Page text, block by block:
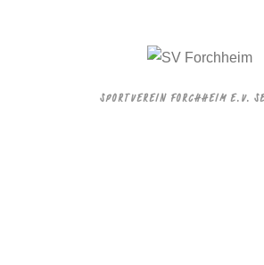
SPORTVEREIN FORCHHEIM E.V.